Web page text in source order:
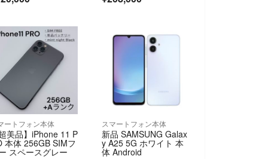
ートフォン本体
美品】iPhone 11 P
本体 256GB SIMフ
スペースグレー
スマートフォン本体
新品 SAMSUNG Galax
y A25 5G ホワイト 本
体 Android